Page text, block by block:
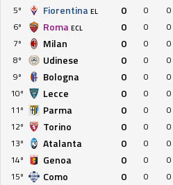
5º
Fiorentina EL 0 0 0
6º
Roma ECL 0 0 0
7º
Milan 0 0 0
8º
Udinese 0 0 0
9º
Bologna 0 0 0
10º
Lecce 0 0 0
11º
Parma 0 0 0
12º
Torino 0 0 0
13º
Atalanta 0 0 0
14º
Genoa 0 0 0
15º
Como 0 0 0